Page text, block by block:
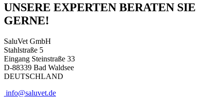
UNSERE EXPERTEN BERATEN SIE
GERNE!
SaluVet GmbH
Stahlstraße 5
Eingang Steinstraße 33
D-88339 Bad Waldsee
DEUTSCHLAND
info@saluvet.de